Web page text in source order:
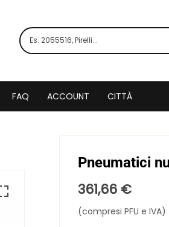
FAQ ACCOUNT CITTÀ
Pneumatici
361,66 €
(compresi PFU e IVA)